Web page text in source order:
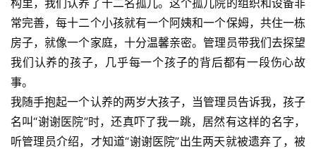
常完善，每十二个小孩就有一个阿姨和一个保姆，共住一栋
房子，就像一个家庭，十分温馨亲密。管理员带我们去探望
我们认养的孩子，几乎每一个孩子的背后都有一段伤心故
事。
我随手抱起一个认养的两岁大孩子，当管理员告诉我，孩子
名叫“谢谢医院”时，还真吓了我一跳，居然有这样的名字，
听管理员介绍，才知道“谢谢医院”出生两天就被遗弃了，被